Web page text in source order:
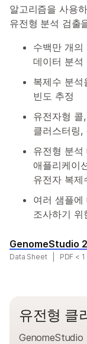
알고리즘을 사용
유전형 분석 검출
수백만 개
데이터 분석
복제수 분
빈도 추정
유전자형
클러스터링,
유전형 분석
애플리케이
유전자 복제
여러 샘플에
조사하기 위
GenomeStudio
Data Sheet PDF < 1
유전형 클
GenomeStudio